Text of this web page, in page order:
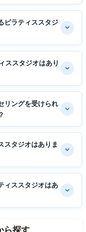
ピラティススタジ
ススタジオはあり
リングを受けられ
スタジオはありま
ィススタジオはあ
ら探す